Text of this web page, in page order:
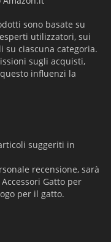
sono basate su
utilizzatori, sui
su ciascuna categoria.
sugli acquisti,
influenzi la
suggeriti in
recensione, sarà
Gatto per
per il gatto.